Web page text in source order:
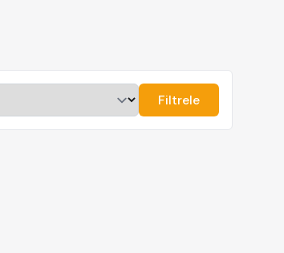
Filtrele